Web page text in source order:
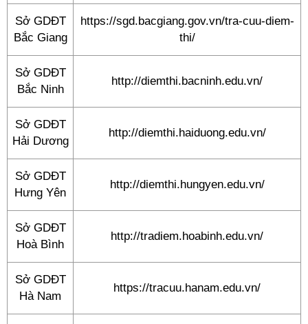
Sở GDĐT
Bắc Giang
https://sgd.bacgiang.gov.vn/tra-cuu-diem-
thi/
Sở GDĐT
Bắc Ninh
http://diemthi.bacninh.edu.vn/
Sở GDĐT
Hải Dương
http://diemthi.haiduong.edu.vn/
Sở GDĐT
Hưng Yên
http://diemthi.hungyen.edu.vn/
Sở GDĐT
Hoà Bình
http://tradiem.hoabinh.edu.vn/
Sở GDĐT
Hà Nam
https://tracuu.hanam.edu.vn/